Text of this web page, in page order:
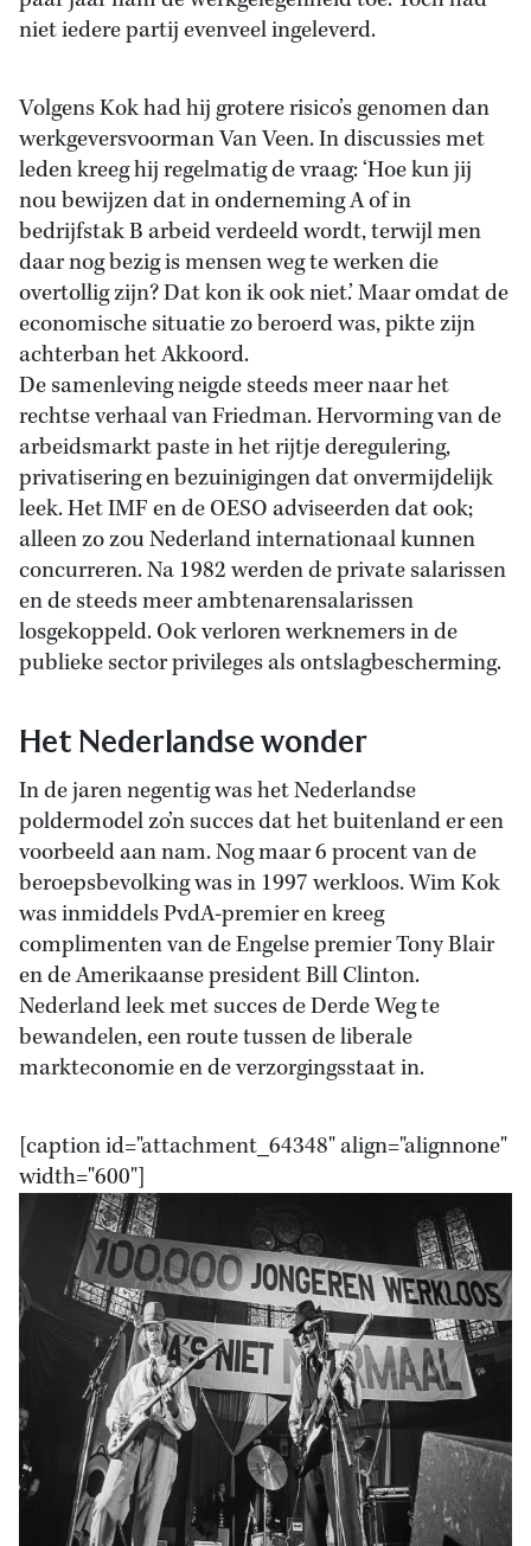
niet iedere partij evenveel ingeleverd.
Volgens Kok had hij grotere risico’s genomen dan
werkgeversvoorman Van Veen. In discussies met
leden kreeg hij regelmatig de vraag: ‘Hoe kun jij
nou bewijzen dat in onderneming A of in
bedrijfstak B arbeid verdeeld wordt, terwijl men
daar nog bezig is mensen weg te werken die
overtollig zijn? Dat kon ik ook niet.’ Maar omdat de
economische situatie zo beroerd was, pikte zijn
achterban het Akkoord.
De samenleving neigde steeds meer naar het
rechtse verhaal van Friedman. Hervorming van de
arbeidsmarkt paste in het rijtje deregulering,
privatisering en bezuinigingen dat onvermijdelijk
leek. Het IMF en de OESO adviseerden dat ook;
alleen zo zou Nederland internationaal kunnen
concurreren. Na 1982 werden de private salarissen
en de steeds meer ambtenarensalarissen
losgekoppeld. Ook verloren werknemers in de
publieke sector privileges als ontslagbescherming.
Het Nederlandse wonder
In de jaren negentig was het Nederlandse
poldermodel zo’n succes dat het buitenland er een
voorbeeld aan nam. Nog maar 6 procent van de
beroepsbevolking was in 1997 werkloos. Wim Kok
was inmiddels PvdA-premier en kreeg
complimenten van de Engelse premier Tony Blair
en de Amerikaanse president Bill Clinton.
Nederland leek met succes de Derde Weg te
bewandelen, een route tussen de liberale
markteconomie en de verzorgingsstaat in.
[caption id="attachment_64348" align="alignnone"
width="600"]